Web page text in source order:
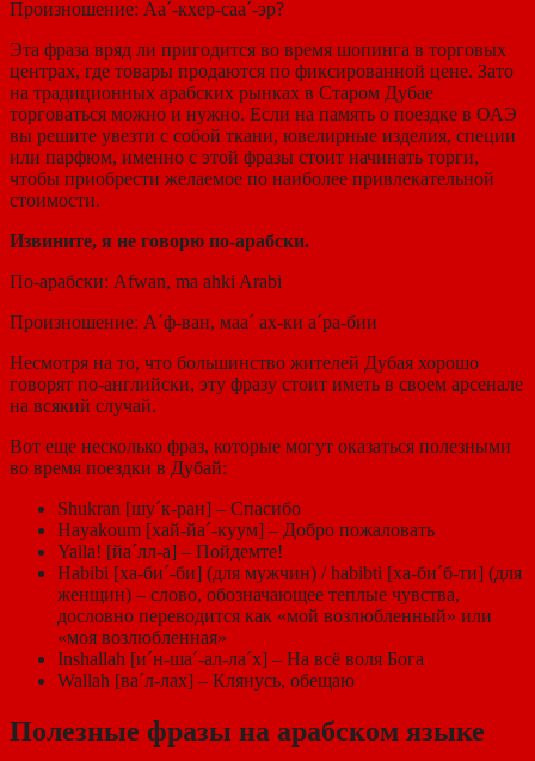
Произношение: Аа´-кхер-саа´-эр?
Эта фраза вряд ли пригодится во время шопинга в торговых
центрах, где товары продаются по фиксированной цене. Зато
на традиционных арабских рынках в Старом Дубае
торговаться можно и нужно. Если на память о поездке в ОАЭ
вы решите увезти с собой ткани, ювелирные изделия, специи
или парфюм, именно с этой фразы стоит начинать торги,
чтобы приобрести желаемое по наиболее привлекательной
стоимости.
Извините, я не говорю по-арабски.
По-арабски: Afwan, ma ahki Arabi
Произношение: А´ф-ван, маа´ ах-ки а´ра-бии
Несмотря на то, что большинство жителей Дубая хорошо
говорят по-английски, эту фразу стоит иметь в своем арсенале
на всякий случай.
Вот еще несколько фраз, которые могут оказаться полезными
во время поездки в Дубай:
Shukran [шу´к-ран] – Спасибо
Hayakoum [хай-йа´-куум] – Добро пожаловать
Yalla! [йа´лл-а] – Пойдемте!
Habibi [ха-би´-би] (для мужчин) / habibti [ха-би´б-ти] (для
женщин) – слово, обозначающее теплые чувства,
дословно переводится как «мой возлюбленный» или
«моя возлюбленная»
Inshallah [и´н-ша´-ал-ла´х] – На всё воля Бога
Wallah [ва´л-лах] – Клянусь, обещаю
Полезные фразы на арабском языке